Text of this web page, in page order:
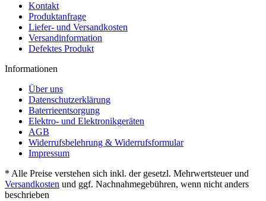
Kontakt
Produktanfrage
Liefer- und Versandkosten
Versandinformation
Defektes Produkt
Informationen
Über uns
Datenschutzerklärung
Baterrieentsorgung
Elektro- und Elektronikgeräten
AGB
Widerrufsbelehrung & Widerrufsformular
Impressum
* Alle Preise verstehen sich inkl. der gesetzl. Mehrwertsteuer und
Versandkosten und ggf. Nachnahmegebühren, wenn nicht anders
beschrieben